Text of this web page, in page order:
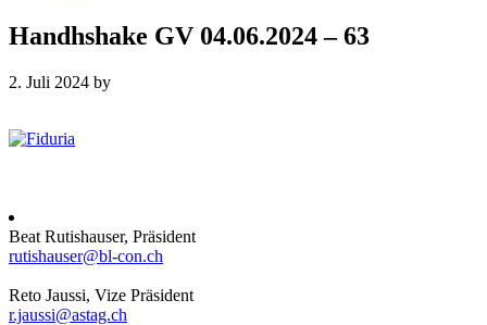
Handhshake GV 04.06.2024 – 63
2. Juli 2024 by
Beat Rutishauser, Präsident
rutishauser@bl-con.ch
Reto Jaussi, Vize Präsident
r.jaussi@astag.ch